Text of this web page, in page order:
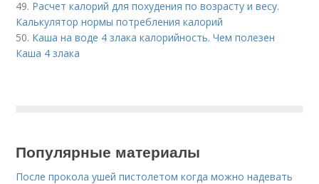
49. Расчет калорий для похудения по возрасту и весу.
Калькулятор нормы потребления калорий
50. Каша на воде 4 злака калорийность. Чем полезен
Каша 4 злака
Популярные материалы
После прокола ушей пистолетом когда можно надевать